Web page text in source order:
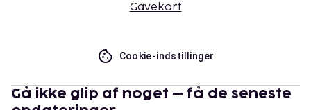
Gavekort
Cookie-indstillinger
Gå ikke glip af noget – få de seneste